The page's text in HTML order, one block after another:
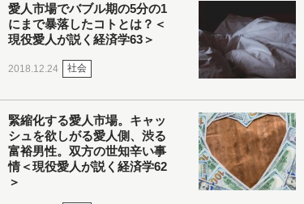
愛人市場でバブル期の5分の1
にまで暴落したコトとは？＜
現役愛人が説く経済学63＞
2018.12.24 社会
緊縮化する愛人市場。キャッ
シュを欲しがる愛人側、渋る
富裕男性。双方の世知辛い事
情＜現役愛人が説く経済学62
＞